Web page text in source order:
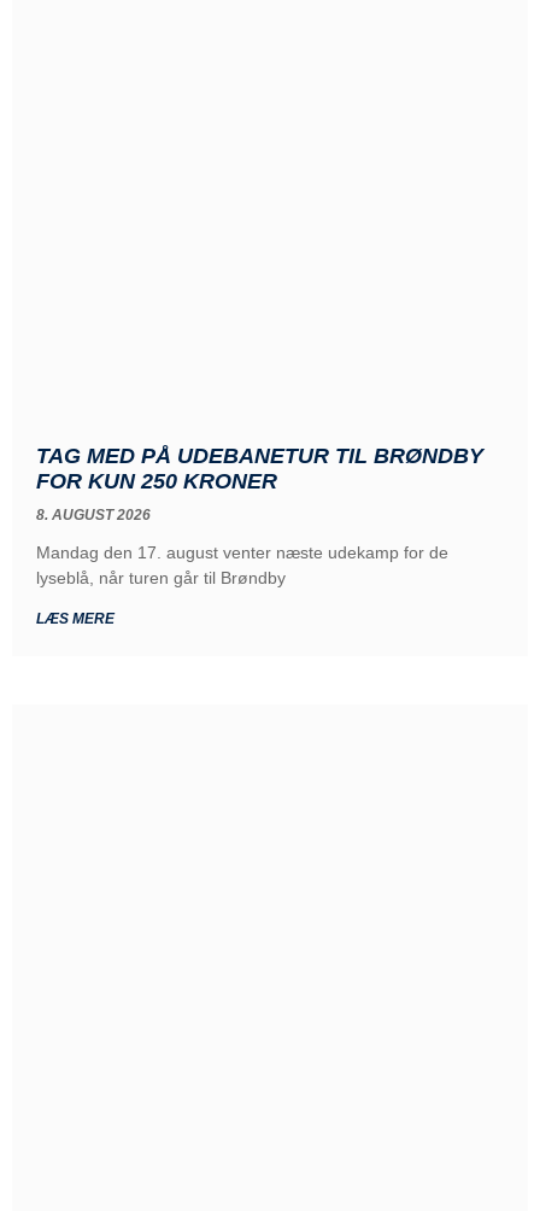
TAG MED PÅ UDEBANETUR TIL BRØNDBY
FOR KUN 250 KRONER
8. AUGUST 2026
Mandag den 17. august venter næste udekamp for de
lyseblå, når turen går til Brøndby
LÆS MERE